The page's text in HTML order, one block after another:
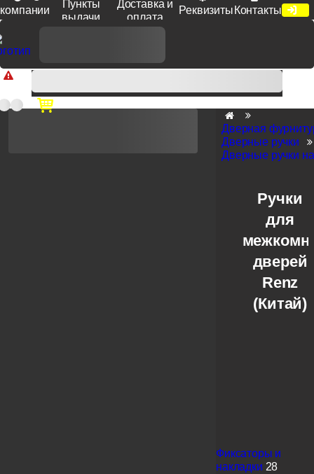
компании
Пункты
выдачи
Доставка и
оплата
Реквизиты Контакты
Доп. скидка от цен на сайте 7% при заказе от 50 тыс. руб
продукции Venezia, Fratelli, Tupai, Extreza, Melodia, Forme при
оплате по счету.
Дверная
Дверные ручки
Дверные ручки на
Ручки
для
дверей
Renz
(Китай)
Фиксаторы и
накладки 28